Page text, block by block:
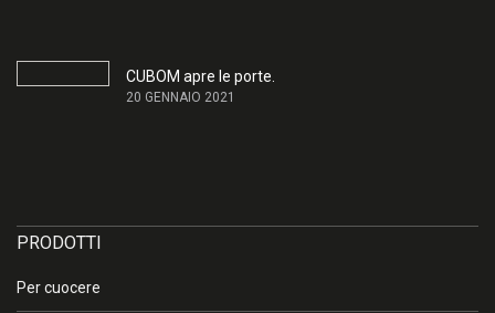
Attenzione
CUBOM apre le porte.
20 GENNAIO 2021
PRODOTTI
Per cuocere